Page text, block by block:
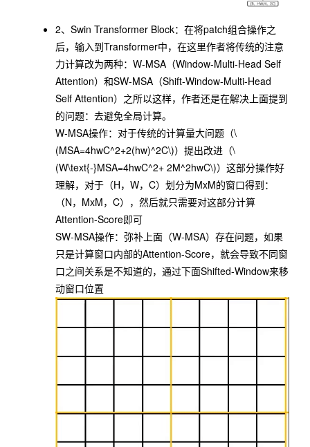
2、 Swin Transformer Block：在将patch组合操作之
后，输入到Transformer中，在这里作者将传统的注意
力计算改为两种： W-MSA （Window-Multi-Head Self
Attention）和SW-MSA （Shift-Window-Multi-Head
Self Attention）之所以这样，作者还是在解决上面提到
的问题：去避免全局计算。
W-MSA操作：对于传统的计算量大问题（\
(MSA=4hwC^2+2(hw)^2C\)）提出改进（\
(W\text{-}MSA=4hwC^2+ 2M^2hwC\)）这部分操作好
理解，对于（H，W，C）划分为MxM的窗口得到：
（N，MxM，C），然后就只需要对这部分计算
Attention-Score即可
SW-MSA操作：弥补上面（W-MSA）存在问题，如果
只是计算窗口内部的Attention-Score，就会导致不同窗
口之间关系是不知道的，通过下面Shifted-Window来移
动窗口位置